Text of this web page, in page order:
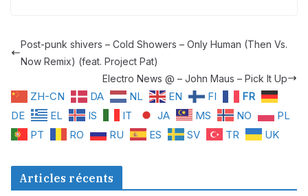
Post-punk shivers – Cold Showers – Only Human (Then Vs.
Now Remix) (feat. Project Pat)
Electro News @ – John Maus – Pick It Up
ZH-CN DA NL EN FI
FR
DE
EL IS IT JA MS NO
PL
PT
RO RU ES SV TR UK
Articles récents